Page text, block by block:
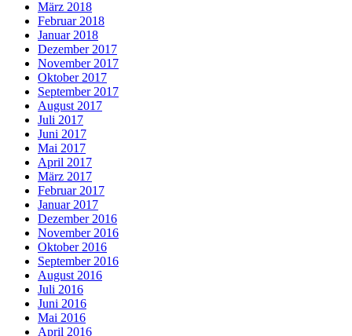
März 2018
Februar 2018
Januar 2018
Dezember 2017
November 2017
Oktober 2017
September 2017
August 2017
Juli 2017
Juni 2017
Mai 2017
April 2017
März 2017
Februar 2017
Januar 2017
Dezember 2016
November 2016
Oktober 2016
September 2016
August 2016
Juli 2016
Juni 2016
Mai 2016
April 2016